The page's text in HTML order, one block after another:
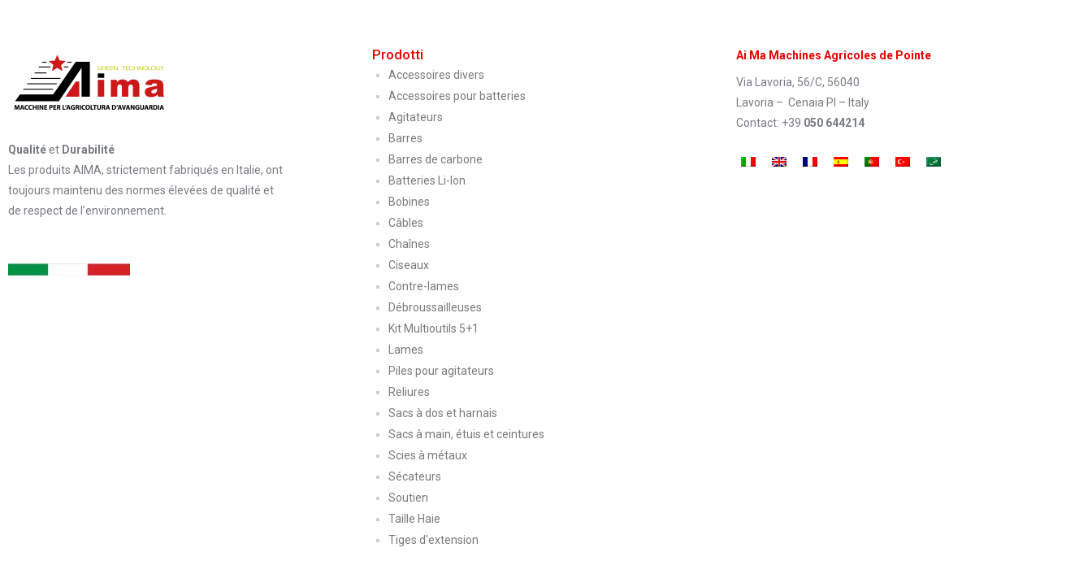
Qualitéet Durabilité
Les produits AIMA, strictement fabriqués en Italie, ont
toujours maintenu des normes élevées de qualité et
de respect de l’environnement.
Prodotti
Accessoires divers
Accessoires pour batteries
Agitateurs
Barres
Barres de carbone
Batteries Li-Ion
Bobines
Câbles
Chaînes
Ciseaux
Contre-lames
Débroussailleuses
Kit Multioutils 5+1
Lames
Piles pour agitateurs
Reliures
Sacs à dos et harnais
Sacs à main, étuis et ceintures
Scies à métaux
Sécateurs
Soutien
Taille Haie
Tiges d'extension
Ai. Ma Machines Agricoles de Pointe
Via Lavoria, 56/C, 56040
Lavoria – Cenaia PI – Italy
Contact: +39 050 644214